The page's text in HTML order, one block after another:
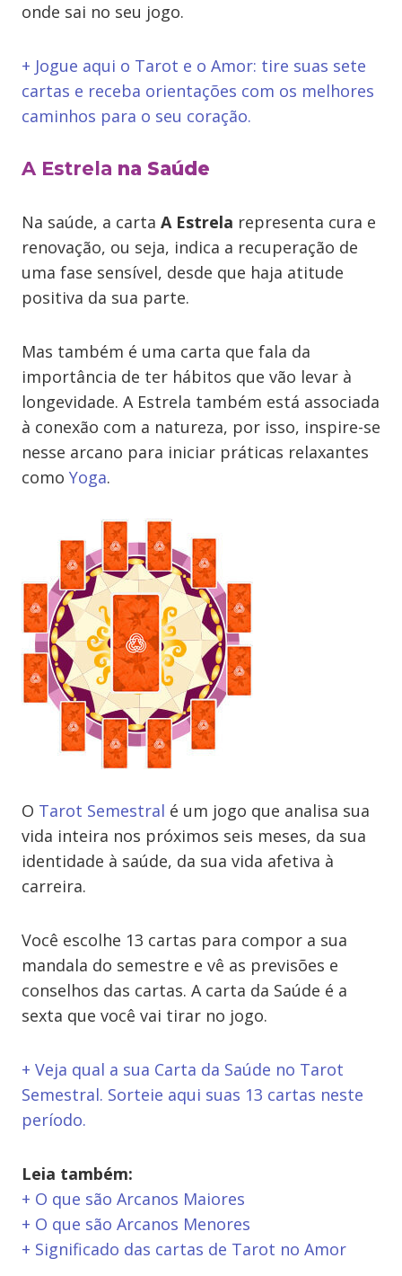
onde sai no seu jogo.
+ Jogue aqui o Tarot e o Amor: tire suas sete
cartas e receba orientações com os melhores
caminhos para o seu coração.
A Estrela na Saúde
Na saúde, a carta A Estrela representa cura e
renovação, ou seja, indica a recuperação de
uma fase sensível, desde que haja atitude
positiva da sua parte.
Mas também é uma carta que fala da
importância de ter hábitos que vão levar à
longevidade. A Estrela também está associada
à conexão com a natureza, por isso, inspire-se
nesse arcano para iniciar práticas relaxantes
como Yoga.
O Tarot Semestral é um jogo que analisa sua
vida inteira nos próximos seis meses, da sua
identidade à saúde, da sua vida afetiva à
carreira.
Você escolhe 13 cartas para compor a sua
mandala do semestre e vê as previsões e
conselhos das cartas. A carta da Saúde é a
sexta que você vai tirar no jogo.
+ Veja qual a sua Carta da Saúde no Tarot
Semestral. Sorteie aqui suas 13 cartas neste
período.
Leia também:
+ O que são Arcanos Maiores
+ O que são Arcanos Menores
+ Significado das cartas de Tarot no Amor